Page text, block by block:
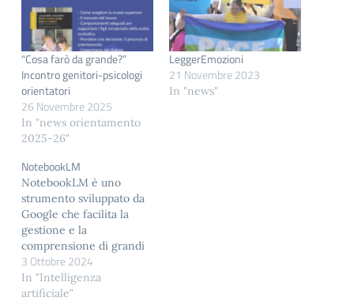
“Cosa farò da grande?”
Incontro genitori-psicologi
orientatori
26 Novembre 2025
In "news orientamento
2025-26"
LeggerEmozioni
21 Novembre 2023
In "news"
NotebookLM
NotebookLM è uno
strumento sviluppato da
Google che facilita la
gestione e la
comprensione di grandi
quantità di informazioni.
Ecco alcune delle sue
principali funzionalità:
3 Ottobre 2024
In "Intelligenza
artificiale"